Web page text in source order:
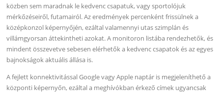
közben sem maradnak le kedvenc csapatuk, vagy sportolójuk
mérkőzéseiről, futamairól. Az eredmények percenként frissülnek a
középkonzol képernyőjén, ezáltal valamennyi utas szimplán és
villámgyorsan áttekintheti azokat. A monitoron listába rendezhetők, és
mindent összevetve sebesen elérhetők a kedvenc csapatok és az egyes
bajnokságok aktuális állása is.
A fejlett konnektivitással Google vagy Apple naptár is megjeleníthető a
központi képernyőn, ezáltal a meghívókban érkező címek ugyancsak